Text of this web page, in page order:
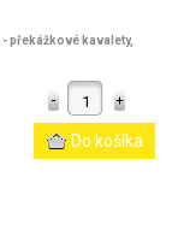
- překážkové kavalety,